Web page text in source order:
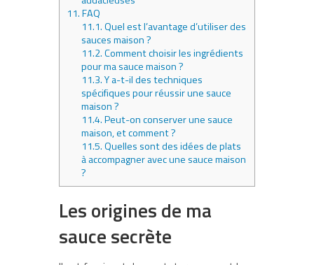
11.FAQ
11.1.Quel est l’avantage d’utiliser des
sauces maison ?
11.2.Comment choisir les ingrédients
pour ma sauce maison ?
11.3.Y a-t-il des techniques
spécifiques pour réussir une sauce
maison ?
11.4.Peut-on conserver une sauce
maison, et comment ?
11.5.Quelles sont des idées de plats
à accompagner avec une sauce maison
?
Les origines de ma
sauce secrète